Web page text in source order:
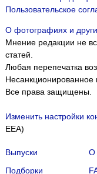
Пользовательское
О фотографиях и
Мнение редакции не
статей.
Любая перепечатка
Все права защищены.
Изменить настройки
EEA)
Выпуски
Подборки
О